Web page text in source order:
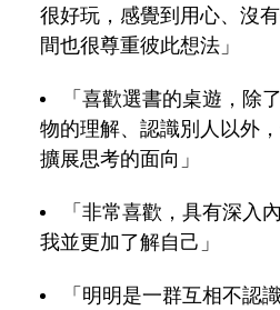
很好玩，感覺到用心、沒
間也很尊重彼此想法」
「喜歡選書的桌遊，除
物的理解、認識別人以外
擴展思考的面向」
「非常喜歡，具有深入
我並更加了解自己」
「明明是一群互相不認